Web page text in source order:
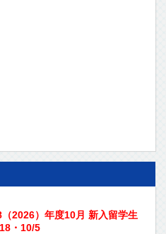
（2026）年度10月 新入留学生
・10/5